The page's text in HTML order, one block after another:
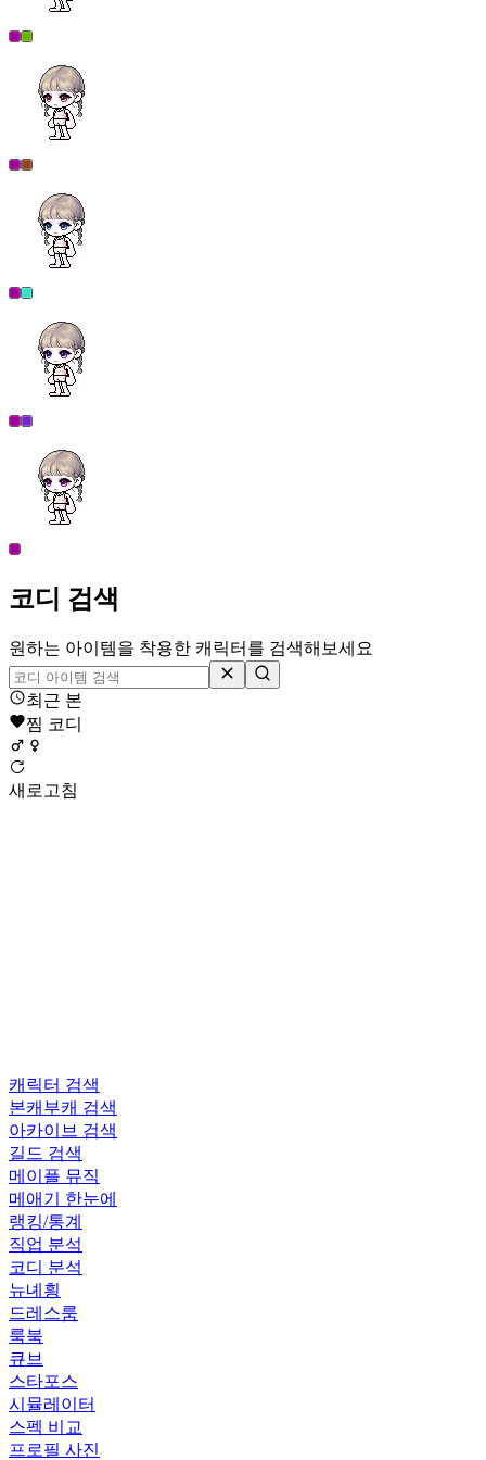
코디 검색
원하는 아이템을 착용한 캐릭터를 검색해보세요
최근 본
찜 코디
새로고침
캐릭터 검색
본캐부캐 검색
아카이브 검색
길드 검색
메이플 뮤직
메애기 한눈에
랭킹/통계
직업 분석
코디 분석
뉴녜힁
드레스룸
룩북
큐브
스타포스
시뮬레이터
스펙 비교
프로필 사진